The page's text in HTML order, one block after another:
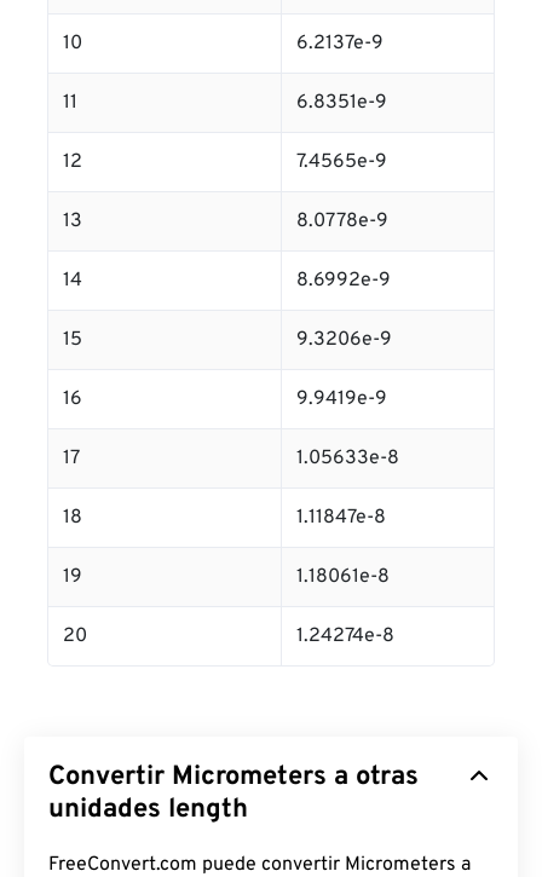
10 6.2137e-9
11 6.8351e-9
12 7.4565e-9
13 8.0778e-9
14 8.6992e-9
15 9.3206e-9
16 9.9419e-9
17 1.05633e-8
18 1.11847e-8
19 1.18061e-8
20 1.24274e-8
Convertir Micrometers a otras
unidades length
FreeConvert.com puede convertir Micrometers a